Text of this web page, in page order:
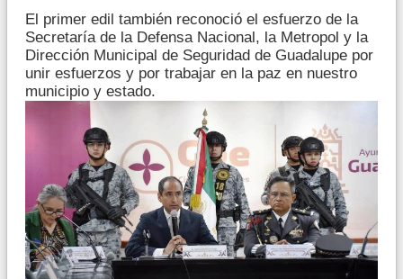
El primer edil también reconoció el esfuerzo de la
Secretaría de la Defensa Nacional, la Metropol y la
Dirección Municipal de Seguridad de Guadalupe por
unir esfuerzos y por trabajar en la paz en nuestro
municipio y estado.